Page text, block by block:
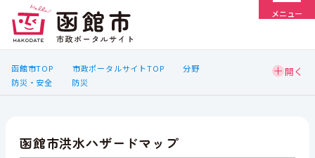
メニュー
函館市TOP 市政ポータルサイトTOP
分野
防災・安全
防災
函館市洪水ハザードマップ